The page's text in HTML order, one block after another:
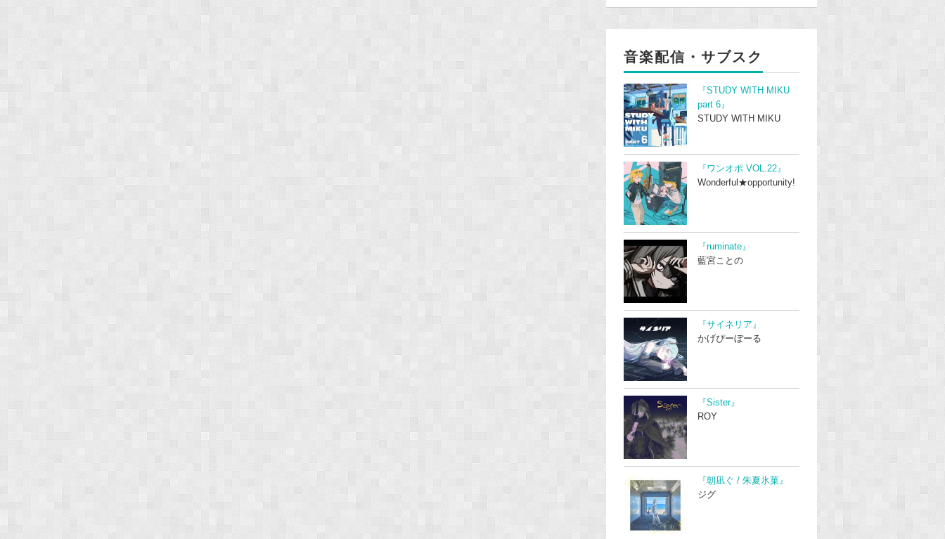
音楽配信・サブスク
『STUDY WITH MIKU
part 6』
STUDY WITH MIKU
『ワンオポ VOL.22』
Wonderful★opportunity!
『ruminate』
藍宮ことの
『サイネリア』
かげぴーぼーる
『Sister』
ROY
『朝凪ぐ / 朱夏氷菓』
ジグ